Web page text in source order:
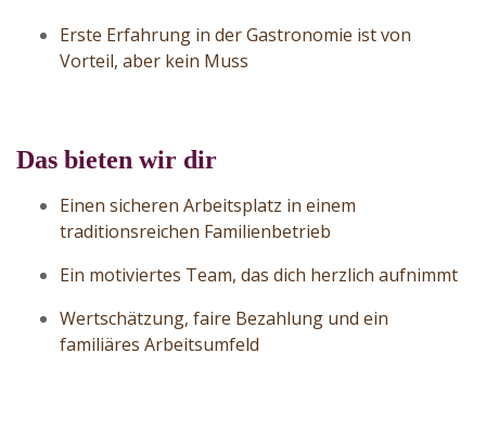
Erste Erfahrung in der Gastronomie ist von
Vorteil, aber kein Muss
Das bieten wir dir
Einen sicheren Arbeitsplatz in einem
traditionsreichen Familienbetrieb
Ein motiviertes Team, das dich herzlich aufnimmt
Wertschätzung, faire Bezahlung und ein
familiäres Arbeitsumfeld